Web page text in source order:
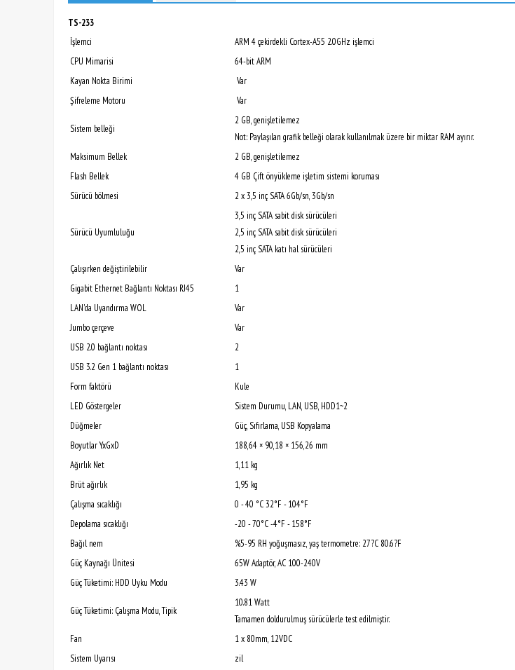
TS-233
İşlemci
ARM 4 çekirdekli Cortex-A55 2.0GHz işlemci
CPU Mimarisi
64-bit ARM
Kayan Nokta Birimi
Var
Şifreleme Motoru
Var
Sistem belleği
2 GB, genişletilemez
Not: Paylaşılan grafik belleği olarak kullanılmak üzere bir miktar RAM ayırır.
Maksimum Bellek
2 GB, genişletilemez
Flash Bellek
4 GB Çift önyükleme işletim sistemi koruması
Sürücü bölmesi
2 x 3,5 inç SATA 6Gb/sn, 3Gb/sn
Sürücü Uyumluluğu
3,5 inç SATA sabit disk sürücüleri
2,5 inç SATA sabit disk sürücüleri
2,5 inç SATA katı hal sürücüleri
Çalışırken değiştirilebilir
Var
Gigabit Ethernet Bağlantı Noktası RJ45
1
LAN'da Uyandırma WOL
Var
Jumbo çerçeve
Var
USB 2.0 bağlantı noktası
2
USB 3.2 Gen 1 bağlantı noktası
1
Form faktörü
Kule
LED Göstergeler
Sistem Durumu, LAN, USB, HDD1~2
Düğmeler
Güç, Sıfırlama, USB Kopyalama
Boyutlar YxGxD
188,64 × 90,18 × 156,26 mm
Ağırlık Net
1,11 kg
Brüt ağırlık
1,95 kg
Çalışma sıcaklığı
0 - 40 °C 32°F - 104°F
Depolama sıcaklığı
-20 - 70°C -4°F - 158°F
Bağıl nem
%5-95 RH yoğuşmasız, yaş termometre: 27?C 80.6?F
Güç Kaynağı Ünitesi
65W Adaptör, AC 100-240V
Güç Tüketimi: HDD Uyku Modu
3.43 W
Güç Tüketimi: Çalışma Modu, Tipik
10.81 Watt
Tamamen doldurulmuş sürücülerle test edilmiştir.
Fan
1 x 80mm, 12VDC
Sistem Uyarısı
zil